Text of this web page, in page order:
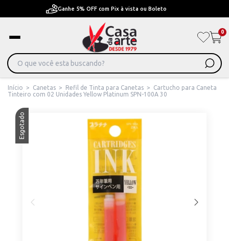
Pague em Até 6x sem juros ou ate 12x com juros
0
Início > Canetas > Refil de Tinta para Canetas >
Cartucho para Caneta
Tinteiro com 02 Unidades Yellow Platinum SPN-100A 30
Esgotado